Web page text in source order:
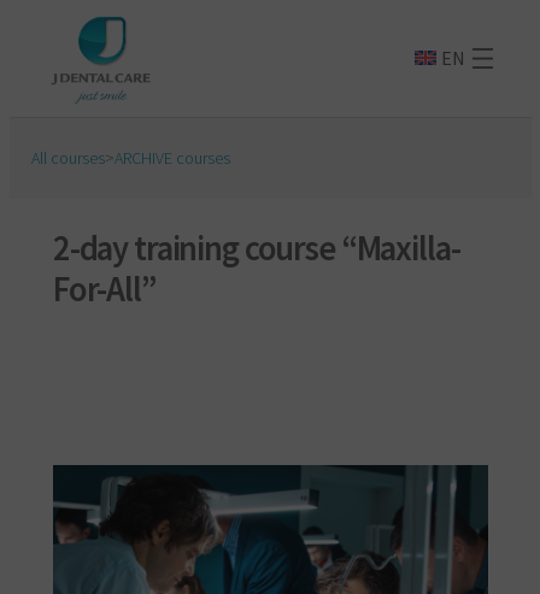
EN
All courses>ARCHIVE courses
2-day training course “Maxilla-
For-All”